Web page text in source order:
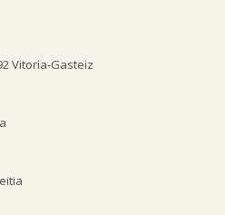
Vitoria-Gasteiz